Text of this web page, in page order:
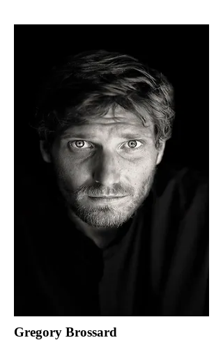
Gregory Brossard